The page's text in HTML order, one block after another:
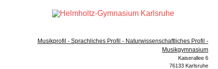
Musikprofil - Sprachliches Profil - Naturwissenschaftliches Profil -
Musikgymnasium
Kaiserallee 6
76133 Karlsruhe